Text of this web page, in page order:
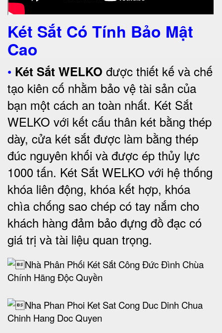
Két Sắt Có Tính Bảo Mật
Cao
• Két Sắt WELKO được thiết kế và chế
tạo kiên cố nhằm bảo vệ tài sản của
bạn một cách an toàn nhất. Két Sắt
WELKO với kết cấu thân két bằng thép
dày, cửa két sắt được làm bằng thép
đúc nguyên khối và được ép thủy lực
1000 tấn. Két Sắt WELKO với hệ thống
khóa liên động, khóa kết hợp, khóa
chìa chống sao chép có tay nắm cho
khách hàng đảm bảo đựng đồ đạc có
giá trị và tài liệu quan trọng.